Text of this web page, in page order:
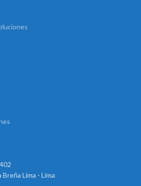
Lima - Lima